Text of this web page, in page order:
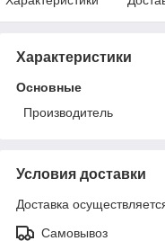
Характеристики
Основные
Производитель
Условия доставки
Доставка
Самовывоз